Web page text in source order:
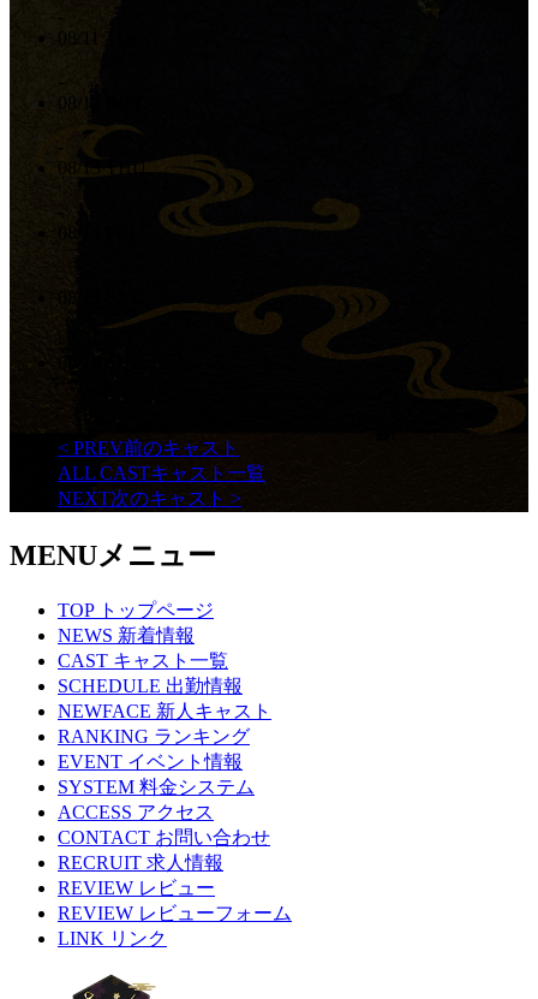
-
08/13THU
-
< PREV前のキャスト
ALL CASTキャスト一覧
NEXT次のキャスト >
MENUメニュー
TOP トップページ
NEWS 新着情報
CAST キャスト一覧
SCHEDULE 出勤情報
NEWFACE 新人キャスト
RANKING ランキング
EVENT イベント情報
SYSTEM 料金システム
ACCESS アクセス
CONTACT お問い合わせ
RECRUIT 求人情報
REVIEW レビュー
REVIEW レビューフォーム
LINK リンク